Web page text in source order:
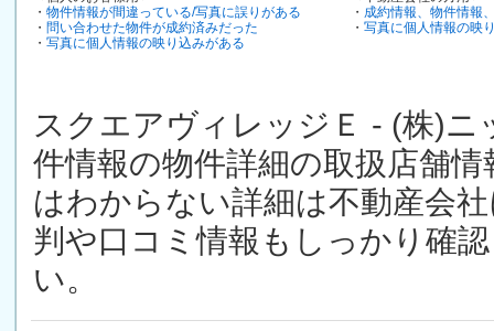
・ 物件情報が間違っている/写真に誤りがある
・ 問い合わせた物件が成約済みだった
・ 写真に個人情報の映り込みがある
・ 成約情報、物件情報
・ 写真に個人情報の映
スクエアヴィレッジＥ - (株)
件情報の物件詳細の取扱店舗
はわからない詳細は不動産会
判や口コミ情報もしっかり確
い。